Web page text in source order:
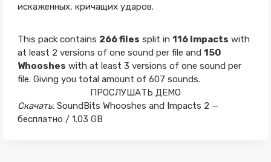
искаженных, кричащих ударов.
This pack contains 266 files split in 116 Impacts with
at least 2 versions of one sound per file and 150
Whooshes with at least 3 versions of one sound per
file. Giving you total amount of 607 sounds.
ПРОСЛУШАТЬ ДЕМО
Скачать: SoundBits Whooshes and Impacts 2 —
бесплатно / 1.03 GB